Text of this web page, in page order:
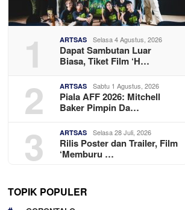
1 ARTSAS Selasa 4 Agustus, 2026
Dapat Sambutan Luar
Biasa, Tiket Film ‘H…
2 ARTSAS Sabtu 1 Agustus, 2026
Piala AFF 2026: Mitchell
Baker Pimpin Da…
3 ARTSAS Selasa 28 Juli, 2026
Rilis Poster dan Trailer, Film
‘Memburu …
TOPIK POPULER